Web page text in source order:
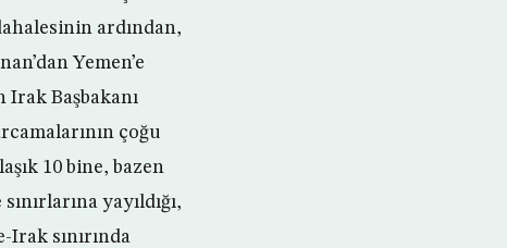
ardından,
Yemen’e
Irak Başbakanı
çoğu
10 bine, bazen
yayıldığı,
Irak sınırında